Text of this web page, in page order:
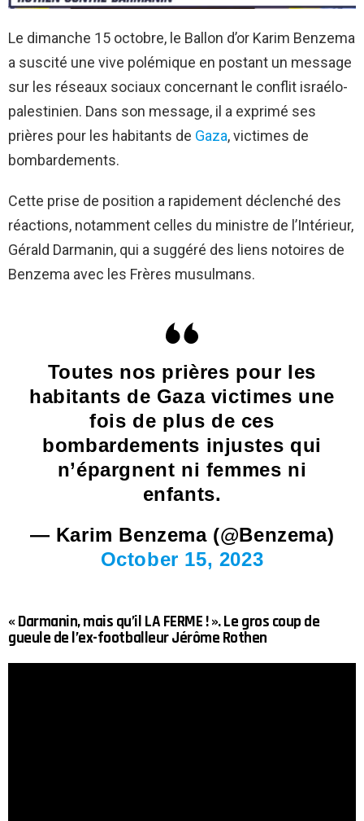
Le dimanche 15 octobre, le Ballon d’or Karim Benzema
a suscité une vive polémique en postant un message
sur les réseaux sociaux concernant le conflit israélo-
palestinien. Dans son message, il a exprimé ses
prières pour les habitants de Gaza, victimes de
bombardements.
Cette prise de position a rapidement déclenché des
réactions, notamment celles du ministre de l’Intérieur,
Gérald Darmanin, qui a suggéré des liens notoires de
Benzema avec les Frères musulmans.
Toutes nos prières pour les
habitants de Gaza victimes une
fois de plus de ces
bombardements injustes qui
n’épargnent ni femmes ni
enfants.
— Karim Benzema (@Benzema)
October 15, 2023
« Darmanin, mais qu’il LA FERME ! ». Le gros coup de
gueule de l’ex-footballeur Jérôme Rothen